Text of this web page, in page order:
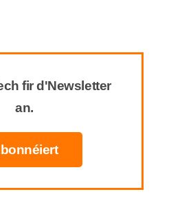
fir d'Newsletter
an.